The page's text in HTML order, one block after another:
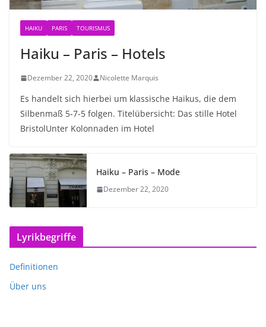
HAIKU PARIS TOURISMUS
Haiku – Paris – Hotels
Dezember 22, 2020 Nicolette Marquis
Es handelt sich hierbei um klassische Haikus, die dem
Silbenmaß 5-7-5 folgen. Titelübersicht: Das stille Hotel
BristolUnter Kolonnaden im Hotel
Haiku – Paris – Mode
Dezember 22, 2020
Lyrikbegriffe
Definitionen
Über uns